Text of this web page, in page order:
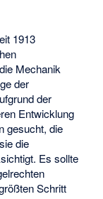
1913
Mechanik
der
der
Entwicklung
gesucht, die
die
Es sollte
Schritt